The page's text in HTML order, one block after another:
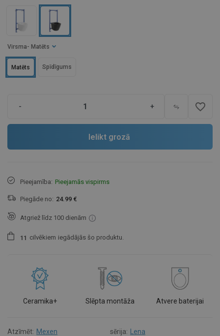
Virsma - Matēts
Matēts Spīdīgums
- + favorite_border
Ielikt grozā
Pieejamība: Pieejamās vispirms
Piegāde no: 24.99 €
Atgriež līdz 100 dienām
1 1 cilvēkiem iegādājās šo produktu.
Ceramika+ Slēpta montāža Atvere baterijai
Atzīmēt: Mexen sērija:
Lena